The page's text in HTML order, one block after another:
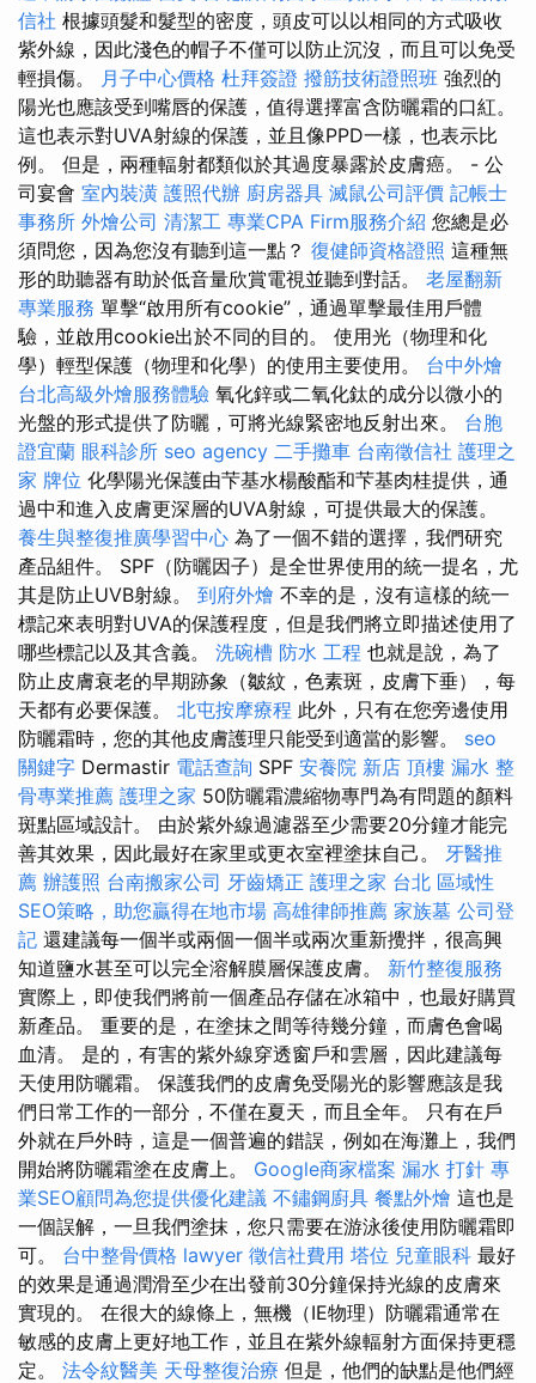
信社 根據頭髮和髮型的密度，頭皮可以以相同的方式吸收
紫外線，因此淺色的帽子不僅可以防止沉沒，而且可以免受
輕損傷。 月子中心價格 杜拜簽證 撥筋技術證照班 強烈的
陽光也應該受到嘴唇的保護，值得選擇富含防曬霜的口紅。
這也表示對UVA射線的保護，並且像PPD一樣，也表示比
例。 但是，兩種輻射都類似於其過度暴露於皮膚癌。 - 公
司宴會 室內裝潢 護照代辦 廚房器具 滅鼠公司評價 記帳士
事務所 外燴公司 清潔工 專業CPA Firm服務介紹 您總是必
須問您，因為您沒有聽到這一點？ 復健師資格證照 這種無
形的助聽器有助於低音量欣賞電視並聽到對話。 老屋翻新
專業服務 單擊“啟用所有cookie”，通過單擊最佳用戶體
驗，並啟用cookie出於不同的目的。 使用光（物理和化
學）輕型保護（物理和化學）的使用主要使用。 台中外燴
台北高級外燴服務體驗 氧化鋅或二氧化鈦的成分以微小的
光盤的形式提供了防曬，可將光線緊密地反射出來。 台胞
證宜蘭 眼科診所 seo agency 二手攤車 台南徵信社 護理之
家 牌位 化學陽光保護由芐基水楊酸酯和芐基肉桂提供，通
過中和進入皮膚更深層的UVA射線，可提供最大的保護。
養生與整復推廣學習中心 為了一個不錯的選擇，我們研究
產品組件。 SPF（防曬因子）是全世界使用的統一提名，尤
其是防止UVB射線。 到府外燴 不幸的是，沒有這樣的統一
標記來表明對UVA的保護程度，但是我們將立即描述使用了
哪些標記以及其含義。 洗碗槽 防水 工程 也就是說，為了
防止皮膚衰老的早期跡象（皺紋，色素斑，皮膚下垂），每
天都有必要保護。 北屯按摩療程 此外，只有在您旁邊使用
防曬霜時，您的其他皮膚護理只能受到適當的影響。 seo
關鍵字 Dermastir 電話查詢 SPF 安養院 新店 頂樓 漏水 整
骨專業推薦 護理之家 50防曬霜濃縮物專門為有問題的顏料
斑點區域設計。 由於紫外線過濾器至少需要20分鐘才能完
善其效果，因此最好在家里或更衣室裡塗抹自己。 牙醫推
薦 辦護照 台南搬家公司 牙齒矯正 護理之家 台北 區域性
SEO策略，助您贏得在地市場 高雄律師推薦 家族墓 公司登
記 還建議每一個半或兩個一個半或兩次重新攪拌，很高興
知道鹽水甚至可以完全溶解膜層保護皮膚。 新竹整復服務
實際上，即使我們將前一個產品存儲在冰箱中，也最好購買
新產品。 重要的是，在塗抹之間等待幾分鐘，而膚色會喝
血清。 是的，有害的紫外線穿透窗戶和雲層，因此建議每
天使用防曬霜。 保護我們的皮膚免受陽光的影響應該是我
們日常工作的一部分，不僅在夏天，而且全年。 只有在戶
外就在戶外時，這是一個普遍的錯誤，例如在海灘上，我們
開始將防曬霜塗在皮膚上。 Google商家檔案 漏水 打針 專
業SEO顧問為您提供優化建議 不鏽鋼廚具 餐點外燴 這也是
一個誤解，一旦我們塗抹，您只需要在游泳後使用防曬霜即
可。 台中整骨價格 lawyer 徵信社費用 塔位 兒童眼科 最好
的效果是通過潤滑至少在出發前30分鐘保持光線的皮膚來
實現的。 在很大的線條上，無機（IE物理）防曬霜通常在
敏感的皮膚上更好地工作，並且在紫外線輻射方面保持更穩
定。 法令紋醫美 天母整復治療 但是，他們的缺點是他們經